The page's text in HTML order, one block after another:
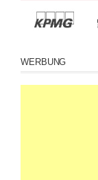
WERBUNG